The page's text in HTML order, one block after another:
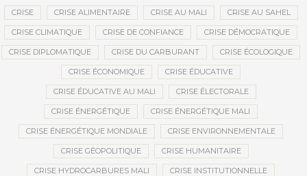
CRISE CRISE ALIMENTAIRE CRISE AU MALI CRISE AU SAHEL
CRISE CLIMATIQUE CRISE DE CONFIANCE CRISE DÉMOCRATIQUE
CRISE DIPLOMATIQUE CRISE DU CARBURANT CRISE ÉCOLOGIQUE
CRISE ÉCONOMIQUE CRISE ÉDUCATIVE
CRISE ÉDUCATIVE AU MALI CRISE ÉLECTORALE
CRISE ÉNERGÉTIQUE CRISE ÉNERGÉTIQUE MALI
CRISE ÉNERGÉTIQUE MONDIALE CRISE ENVIRONNEMENTALE
CRISE GÉOPOLITIQUE CRISE HUMANITAIRE
CRISE HYDROCARBURES MALI CRISE INSTITUTIONNELLE